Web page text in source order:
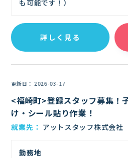
も可能です！）
詳しく見る
更新日 2026-03-17
<福崎町>登録スタッフ募集！
け・シール貼り作業！
就業先 アットスタッフ株式会社
勤務地